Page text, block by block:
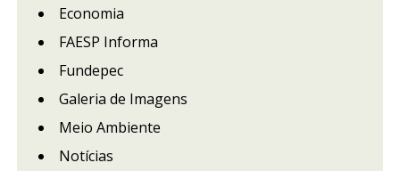
Economia
FAESP Informa
Fundepec
Galeria de Imagens
Meio Ambiente
Notícias